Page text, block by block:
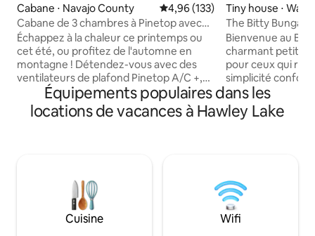
Cabane ⋅ Navajo County Évaluation moyenne sur la
4,96 (133)
Cabane de 3 chambres à Pinetop avec
cheminée confortable
Échappez à la chaleur ce printemps ou
cet été, ou profitez de l'automne en
montagne ! Détendez-vous avec des
ventilateurs de plafond Pinetop A/C +,
ou réchauffez-vous près de la cheminée
les matins et les soirs froids. Travailler à
distance ? Profitez d'une connexion Wi-
Nous disposons d'une télévision avec un
lecteur DVD et d'une grande sélection
de films classiques adaptés aux familles.
Arrivée autonome facile avec un
Tiny house ⋅
The Bitty
Parfait.
Bienvenue au
charmant petit
pour ceux qui
simplicité
confort d'un
mini cuisine bien
bain redessinée
de la maison.
en solo ou en
peut accueillir
permettant aux
Équipements populaires dans les
locations de vacances à Hawley Lake
Cuisine Wifi